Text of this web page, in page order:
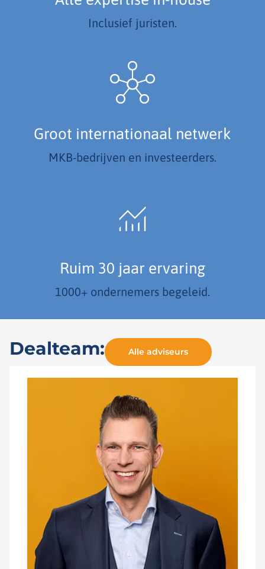
Inclusief juristen.
Groot internationaal netwerk
MKB-bedrijven en investeerders.
Ruim 30 jaar ervaring
1000+ ondernemers begeleid.
Dealteam: Alle adviseurs